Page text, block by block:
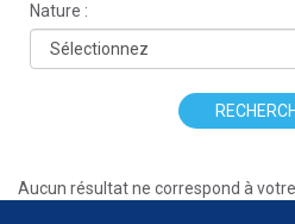
Nature :
Aucun résultat ne correspond à